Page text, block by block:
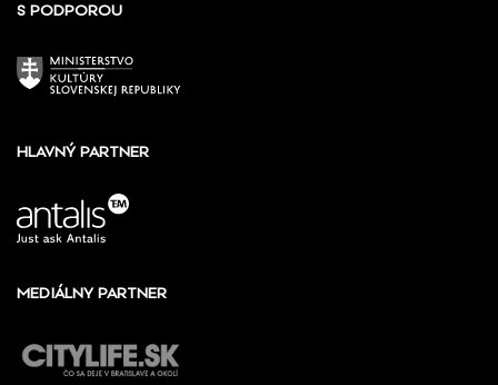
S PODPOROU
HLAVNÝ PARTNER
MEDIÁLNY PARTNER